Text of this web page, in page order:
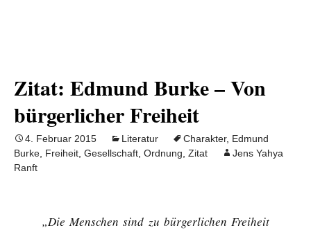
Zitat: Edmund Burke – Von
bürgerlicher Freiheit
4. Februar 2015 Literatur Charakter, Edmund
Burke Freiheit Gesellschaft Ordnung Zitat
Jens Yahya
Ranft
„Die Menschen sind zu bürgerlichen Freiheit